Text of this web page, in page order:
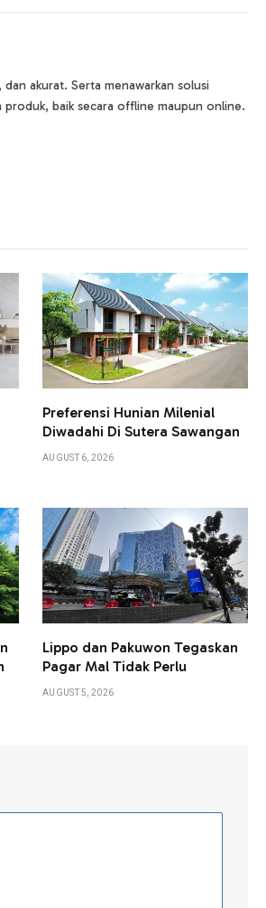
akurat. Serta menawarkan solusi
baik secara offline maupun online.
Preferensi Hunian Milenial
Diwadahi Di Sutera Sawangan
AUGUST 6, 2026
Lippo dan Pakuwon Tegaskan
Pagar Mal Tidak Perlu
AUGUST 5, 2026